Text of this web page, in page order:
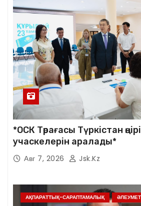
*ОСК Төрағасы Түркістан
учаскелерін аралады*
Авг 7, 2026 Jsk.kz
АҚПАРАТТЫҚ-САРАПТАМАЛЫҚ